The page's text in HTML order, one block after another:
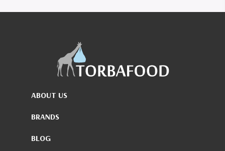
ABOUT US
BRANDS
BLOG